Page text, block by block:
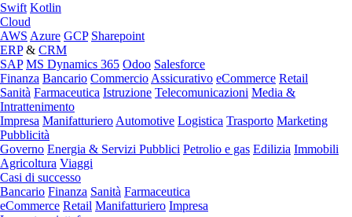
Swift Kotlin
Cloud
AWS Azure GCP Sharepoint
ERP& CRM
SAP MS Dynamics 365 Odoo Salesforce
Finanza Bancario Commercio Assicurativo eCommerce Retail
Sanità Farmaceutica Istruzione Telecomunicazioni Media &
Intrattenimento
Impresa Manifatturiero Automotive Logistica Trasporto Marketing
Pubblicità
Governo Energia & Servizi Pubblici Petrolio e gas Edilizia Immobili
Agricoltura Viaggi
Casi di successo
Bancario Finanza Sanità Farmaceutica
eCommerce Retail Manifatturiero Impresa